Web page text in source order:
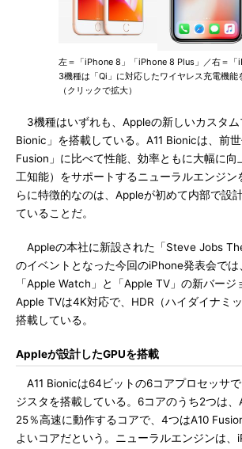
左＝「iPhone 8」「iPhone 8 Plus」／右＝「
3機種は「Qi」に対応したワイヤレス充電機能
（クリックで拡大）
3機種はいずれも、Appleの新しいカスタム
Bionic」を搭載している。A11 Bionicは、前
Fusion」に比べて性能、効率ともに大幅に向
工知能）をサポートするニューラルエンジン
らに特徴的なのは、Appleが初めて内部で設
ていることだ。
Appleの本社に新設された「Steve Jobs
のイベントとなった今回のiPhone発表会で
「Apple Watch」と「Apple TV」の新バージ
Apple TVは4K対応で、HDR（ハイダイナミ
搭載している。
Appleが設計したGPUを搭載
A11 Bionicは64ビットの6コアプロセッサ
ジスタを搭載している。6コアのうち2つは、
25％高速に動作するコアで、4つはA10
よいコアだという。ニューラルエンジンは